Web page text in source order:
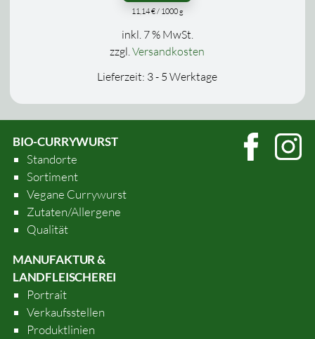
11,14€/ 1000g
inkl. 7 % MwSt.
zzgl.Versandkosten
Lieferzeit: 3 - 5 Werktage
BIO-CURRYWURST
Standorte
Sortiment
Vegane Currywurst
Zutaten/Allergene
Qualität
MANUFAKTUR &
LANDFLEISCHEREI
Portrait
Verkaufsstellen
Produktlinien